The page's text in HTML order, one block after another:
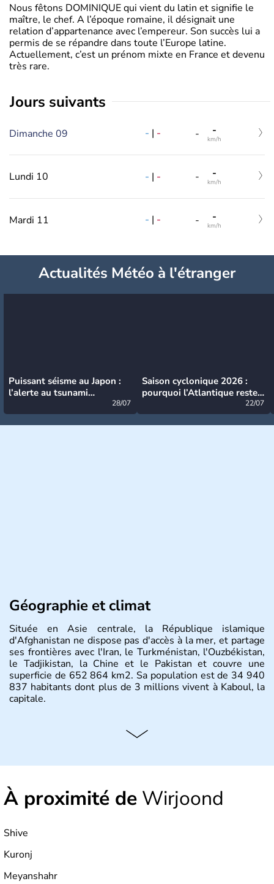
Nous fêtons DOMINIQUE qui vient du latin et signifie le
maître, le chef. A l’époque romaine, il désignait une
relation d’appartenance avec l’empereur. Son succès lui a
permis de se répandre dans toute l’Europe latine.
Actuellement, c’est un prénom mixte en France et devenu
très rare.
jours suivants
Dimanche 09 - | - - -
km/h
Lundi 10 - | - - -
km/h
Mardi 11 - | - - -
km/h
Actualités Météo à l'étranger
Puissant séisme au Japon :
l’alerte au tsunami
28/07
Saison cyclonique 2026 :
pourquoi l’Atlantique reste
22/07
Géographie et climat
Située en Asie centrale, la République islamique
d'Afghanistan ne dispose pas d'accès à la mer, et partage
ses frontières avec l'Iran, le Turkménistan, l'Ouzbékistan,
le Tadjikistan, la Chine et le Pakistan et couvre une
superficie de 652 864 km2. Sa population est de 34 940
837 habitants dont plus de 3 millions vivent à Kaboul, la
capitale.
À proximité de Wirjoond
Shive
Kuronj
Meyanshahr